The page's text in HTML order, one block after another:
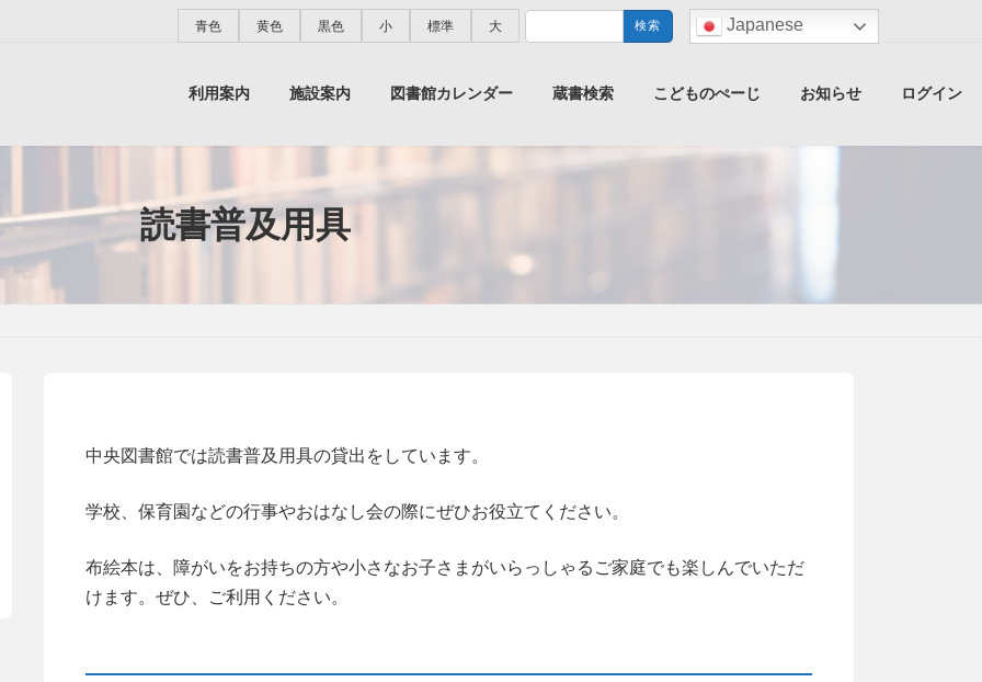
青色 黄色 黒色 小 標準 大 Japanese
検
利用案内 施設案内 図書館カレンダー 蔵書検索 こどものぺーじ お知らせ ログイン
読書普及用具
中央図書館では読書普及用具の貸出をしています。
学校、保育園などの行事やおはなし会の際にぜひお役立てください。
布絵本は、障がいをお持ちの方や小さなお子さまがいらっしゃるご家庭でも楽しんでいただ
けます。ぜひ、ご利用ください。